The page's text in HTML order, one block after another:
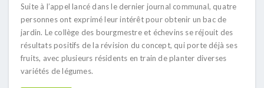
Suite à l’appel lancé dans le dernier journal communal, quatre
personnes ont exprimé leur intérêt pour obtenir un bac de
jardin. Le collège des bourgmestre et échevins se réjouit des
résultats positifs de la révision du concept, qui porte déjà ses
fruits, avec plusieurs résidents en train de planter diverses
variétés de légumes.